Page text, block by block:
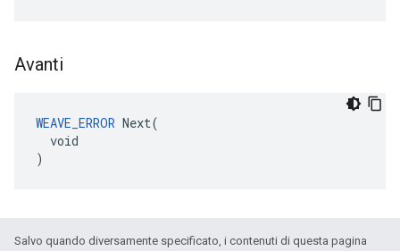
Avanti
WEAVE_ERROR Next(
  void
)
Salvo quando diversamente specificato, i contenuti di questa pagina